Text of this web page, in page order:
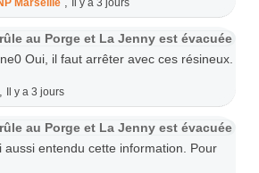
Marseille Il y a 3 jours
au Porge et La Jenny est évacuée
Oui, il faut arrêter avec ces résineux.
Il y a 3 jours
au Porge et La Jenny est évacuée
aussi entendu cette information. Pour